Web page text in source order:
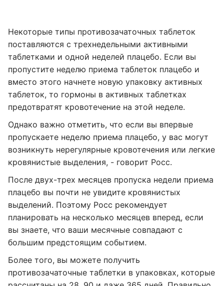
Некоторые типы противозачаточных таблеток
поставляются с трехнедельными активными
таблетками и одной неделей плацебо. Если вы
пропустите неделю приема таблеток плацебо и
вместо этого начнете новую упаковку активных
таблеток, то гормоны в активных таблетках
предотвратят кровотечение на этой неделе.
Однако важно отметить, что если вы впервые
пропускаете неделю приема плацебо, у вас могут
возникнуть нерегулярные кровотечения или легкие
кровянистые выделения, - говорит Росс.
После двух-трех месяцев пропуска недели приема
плацебо вы почти не увидите кровянистых
выделений. Поэтому Росс рекомендует
планировать на несколько месяцев вперед, если
вы знаете, что ваши месячные совпадают с
большим предстоящим событием.
Более того, вы можете получить
противозачаточные таблетки в упаковках, которые